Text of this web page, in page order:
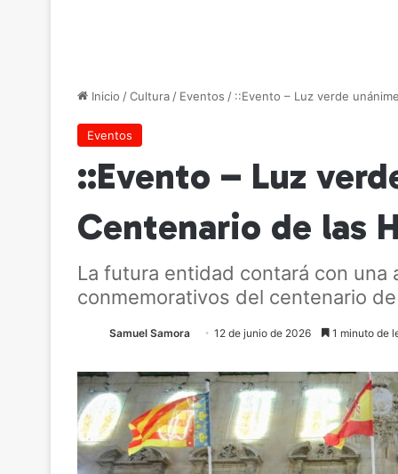
Inicio /Cultura / Eventos / ::Evento – Luz verde
Eventos
::Evento – Luz
Centenario de las
La futura entidad contará con
conmemorativos del centenario
Samuel Samora 12 de junio de 2026 1 minuto de